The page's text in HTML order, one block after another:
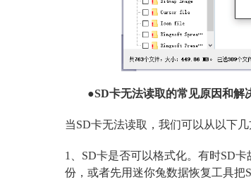
●SD卡无法读取的常见原因和解
当SD卡无法读取，我们可以从以下几
1、SD卡是否可以格式化。有时SD
份，或者先用迷你兔数据恢复工具把